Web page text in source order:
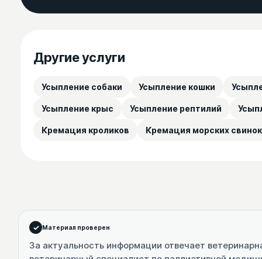
Другие услуги
Усыпление собаки Усыпление кошки
Усыпление крыс Усыпление рептилий
Кремация кроликов Кремация морских свинок
Материал проверен
За актуальность информации отвечает